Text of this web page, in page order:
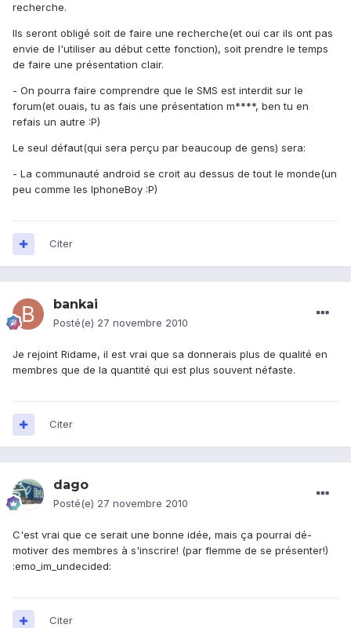
recherche.
Ils seront obligé soit de faire une recherche(et oui car ils ont pas
envie de l'utiliser au début cette fonction), soit prendre le temps
de faire une présentation clair.
- On pourra faire comprendre que le SMS est interdit sur le
forum(et ouais, tu as fais une présentation m****, ben tu en
refais un autre :P)
Le seul défaut(qui sera perçu par beaucoup de gens) sera:
- La communauté android se croit au dessus de tout le monde(un
peu comme les IphoneBoy :P)
Citer
bankai
Posté(e) 27 novembre 2010
Je rejoint Ridame, il est vrai que sa donnerais plus de qualité en
membres que de la quantité qui est plus souvent néfaste.
Citer
dago
Posté(e) 27 novembre 2010
C'est vrai que ce serait une bonne idée, mais ça pourrai dé-
motiver des membres à s'inscrire! (par flemme de se présenter!)
:emo_im_undecided:
Citer